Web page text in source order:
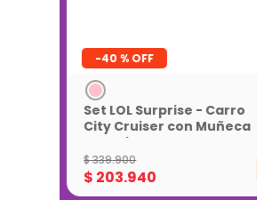
-40 %
Set LOL Surprise - Carro
City Cruiser con Muñeca
Exclusiva
$339.900
$203.940